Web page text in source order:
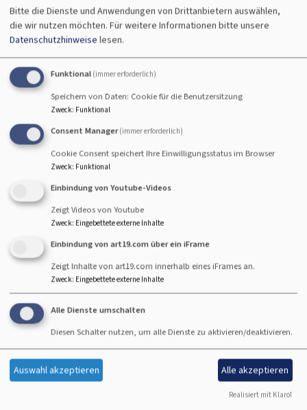
Bildrechte privat
Kurzem bereichert
Pfarrerin Dr. Nina
Tennenlohedas
der regelmäßigen Prediger*innen aus den Dekanaten
Nürnberg, Fürth und Erlangen. Mit ihren inspirierenden,
lebensnahen und tiefgründigen Gedanken – zum Beispiel
über Familie und Umzug – begleitet sie die Zuhörenden
in die kommende Woche.
Sonntags verpasst? Kein Problem!
Die Sonntagsgedanken gibt es nicht nur live, sondern
auch zum Nachschauen, Mitnehmen und Teilen. Alle
Beiträge – auch die von Nina Mützlitz – finden Sie
gesammelt in der YouTube-Playlist des Dekanats
Nürnberg. So können Sie die Impulse genau dann hören,
wenn es in Ihren Alltag passt. Jetzt reinschauen &
abonnieren: Hier geht es direkt zu den
Sonntagsgedanken auf YouTube.
Video
Bitte die Dienste und Anwendungen von Drittanbietern auswählen,
die wir nutzen möchten. Für weitere Informationen bitte unsere
Datenschutzhinweise lesen.
Funktional (immer erforderlich)
Speichern von Daten: Cookie für die Benutzersitzung
Zweck: Funktional
Consent Manager (immer erforderlich)
Cookie Consent speichert Ihre Einwilligungsstatus im Browser
Zweck: Funktional
Einbindung von Youtube-Videos
Zeigt Videos von Youtube
Zweck: Eingebettete externe Inhalte
Einbindung von art19.com über ein iFrame
Zeigt Inhalte von art19.com innerhalb eines iFrames an.
Zweck: Eingebettete externe Inhalte
Alle Dienste umschalten
Diesen Schalter nutzen, um alle Dienste zu aktivieren/deaktivieren.
Auswahl akzeptieren Alle akzeptieren
Realisiert mit Klaro!